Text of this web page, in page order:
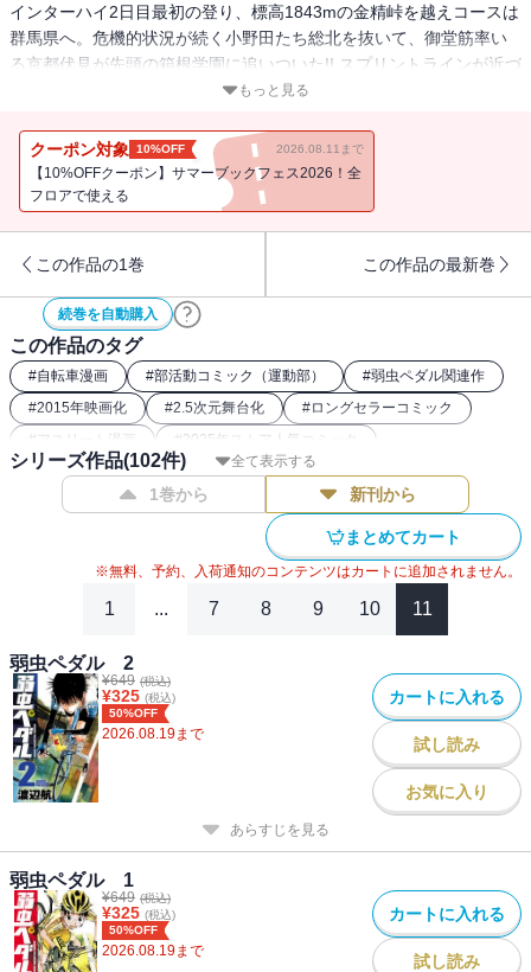
インターハイ2日目最初の登り、標高1843mの金精峠を越えコースは
群馬県へ。危機的状況が続く小野田たち総北を抜いて、御堂筋率い
る京都伏見が先頭の箱根学園に追いついた!! スプリントラインが近づ
き、因縁の京都伏見と箱根学園の対決が再燃。悠然と勝負に名乗り
もっと見る
クーポン対象 10%OFF 2026.08.11まで
【10%OFFクーポン】サマーブックフェス2026！全
フロアで使える
この作品の1巻 この作品の最新巻
続巻を自動購入
この作品のタグ
#自転車漫画 #部活動コミック（運動部） #弱虫ペダル関連作
#2015年映画化 #2.5次元舞台化 #ロングセラーコミック
# アスリート漫画 #2025年ストア人気コミック
#2017年アニメ化 #2018年アニメ化 #2022年アニメ化
2020年映画化 #スポーツ漫画
講談社漫画賞
全て表示する
シリーズ作品(102件)
1巻から 新刊から
まとめてカート
※無料、予約、入荷通知のコンテンツはカートに追加されません。
1 ... 7 8 9 10 11
弱虫ペダル 2
¥649 (税込)
¥325 (税込)
50%OFF
2026.08.19まで
カートに入れる
試し読み
お気に入り
あらすじを見る
弱虫ペダル 1
¥649 (税込)
¥325 (税込)
50%OFF
2026.08.19まで
カートに入れる
試し読み